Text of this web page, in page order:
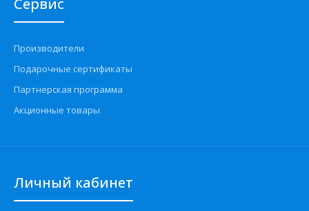
Сервис
Производители
Подарочные сертификаты
Партнерская программа
Акционные товары
Личный кабинет